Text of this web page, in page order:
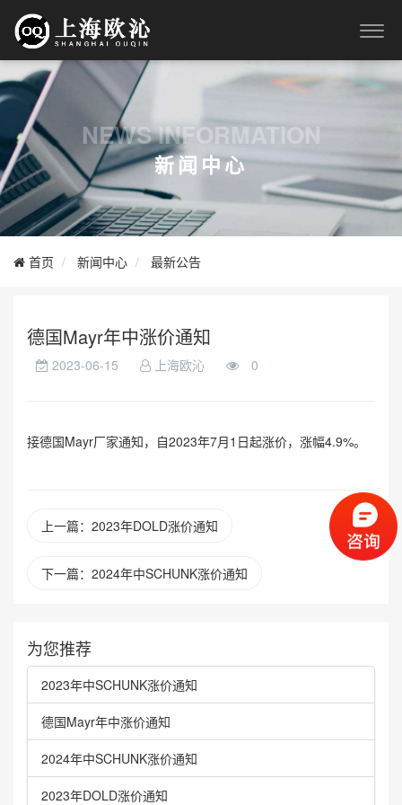
NEWS INFORMATION
新闻中心
首页 新闻中心 最新公告
德国Mayr年中涨价通知
2023-06-15 上海欧沁 0
接德国Mayr厂家通知，自2023年7月1日起涨价，涨幅4.9%。
上一篇：2023年DOLD涨价通知
下一篇：2024年中SCHUNK涨价通知
为您推荐
2023年中SCHUNK涨价通知
德国Mayr年中涨价通知
2024年中SCHUNK涨价通知
2023年DOLD涨价通知